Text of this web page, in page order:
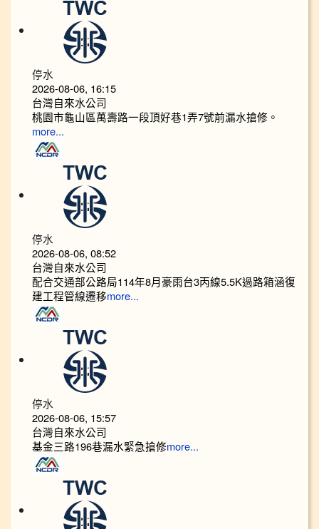
停水
2026-08-06, 16:15
台灣自來水公司
桃園市龜山區萬壽路一段頂好巷1弄7號前漏水搶修。
more...
停水
2026-08-06, 08:52
台灣自來水公司
配合交通部公路局114年8月豪雨台3丙線5.5K過路箱涵復
建工程管線遷移more...
停水
2026-08-06, 15:57
台灣自來水公司
基金三路196巷漏水緊急搶修more...